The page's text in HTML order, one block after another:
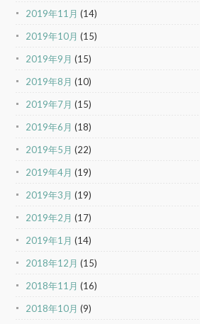
2019年11月 (14)
2019年10月 (15)
2019年9月 (15)
2019年8月 (10)
2019年7月 (15)
2019年6月 (18)
2019年5月 (22)
2019年4月 (19)
2019年3月 (19)
2019年2月 (17)
2019年1月 (14)
2018年12月 (15)
2018年11月 (16)
2018年10月 (9)